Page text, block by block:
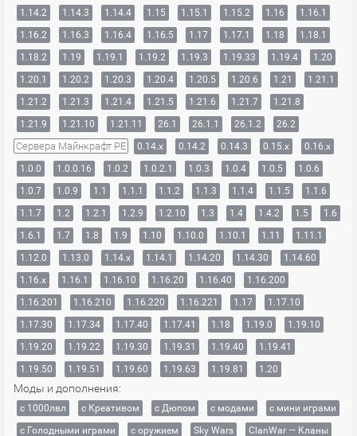
1.14.2
1.14.3 1.14.4 1.15 1.15.1 1.15.2 1.16
1.16.1
1.16.2
1.16.3 1.16.4 1.16.5 1.17 1.17.1 1.18
1.18.1
1.18.2
1.19 1.19.1 1.19.2 1.19.3 1.19.33 1.19.4
1.20
1.20.1
1.20.2 1.20.3 1.20.4 1.20.5 1.20.6 1.21
1.21.1
1.21.2
1.21.3 1.21.4 1.21.5 1.21.6 1.21.7
1.21.8
1.21.9
1.21.10 1.21.11 26.1 26.1.1 26.1.2 26.2
Сервера Майнкрафт PE 0.14.x 0.14.2 0.14.3 0.15.x
0.16.x
1.0.0
1.0.0.16 1.0.2 1.0.2.1 1.0.3 1.0.4 1.0.5
1.0.6
1.0.7
1.0.9 1.1 1.1.1 1.1.2 1.1.3 1.1.4 1.1.5
1.1.6
1.1.7
1.2 1.2.1 1.2.9 1.2.10 1.3 1.4 1.4.2 1.5
1.6
1.6.1
1.7 1.8 1.9 1.10 1.10.0 1.10.1 1.11
1.11.1
1.12.0
1.13.0 1.14.x 1.14.1 1.14.20 1.14.30
1.14.60
1.16.x
1.16.1 1.16.10 1.16.20 1.16.40
1.16.200
1.16.201
1.16.210 1.16.220 1.16.221 1.17
1.17.10
1.17.30
1.17.34 1.17.40 1.17.41 1.18 1.19.0
1.19.10
1.19.20
1.19.22 1.19.30 1.19.31 1.19.40
1.19.41
1.19.50
1.19.51 1.19.60 1.19.63 1.19.81 1.20
Моды и дополнения:
с 1000лвл c Креативом с Дюпом с модами
с мини играми
с Голодными играми
с оружием Sky Wars
ClanWar — Кланы